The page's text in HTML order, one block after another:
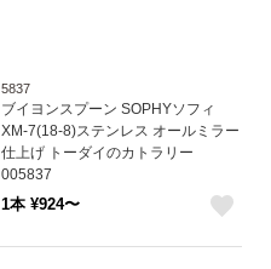
5837
ブイヨンスプーン SOPHYソフィ
XM-7(18-8)ステンレス オールミラー
仕上げ トーダイのカトラリー
005837
1本 ¥924〜